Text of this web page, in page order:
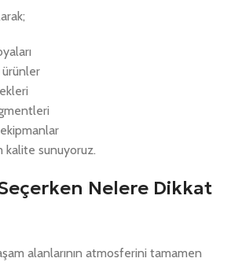
ürünler
kalite sunuyoruz.
Nelere Dikkat
alanlarının atmosferini tamamen